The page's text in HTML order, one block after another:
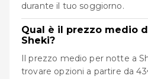
durante il tuo soggiorno.
Qual è il prezzo medio
Sheki?
Il prezzo medio per notte a
trovare opzioni a partire da